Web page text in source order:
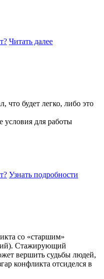
Читать далее
что будет легко, либо это
условия для работы
Узнать подробности
со «старшим»
Стажирующий
вершить судьбы людей,
конфликта отсиделся в